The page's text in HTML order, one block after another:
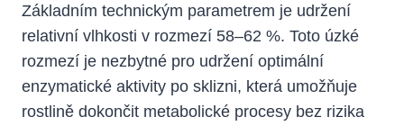
Základním technickým parametrem je udržení
relativní vlhkosti v rozmezí 58–62 %. Toto úzké
rozmezí je nezbytné pro udržení optimální
enzymatické aktivity po sklizni, která umožňuje
rostlině dokončit metabolické procesy bez rizika